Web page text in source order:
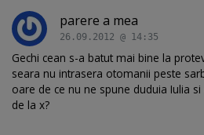
parere a mea
26.09.2012 @ 14:35
Gechi cean s-a batut mai bine la
seara nu intrasera otomanii peste
oare de ce nu ne spune duduia Iulia
de la x?